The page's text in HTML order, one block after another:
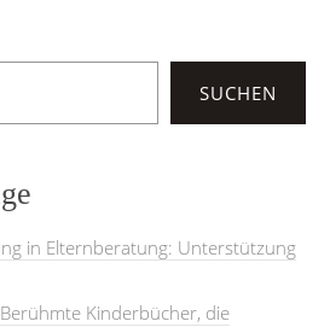
SUCHEN
in Elternberatung: Unterstützung
Kinderbücher, die